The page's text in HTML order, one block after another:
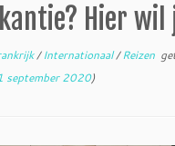
Hier wil
/Internationaal/Reizen
september 2020)